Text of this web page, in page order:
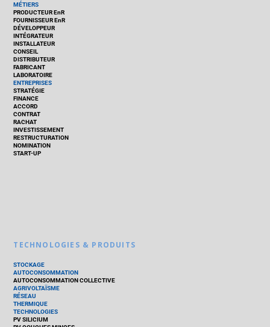
MÉTIERS
PRODUCTEUR EnR
FOURNISSEUR EnR
DÉVELOPPEUR
INTÉGRATEUR
INSTALLATEUR
CONSEIL
DISTRIBUTEUR
FABRICANT
LABORATOIRE
ENTREPRISES
STRATÉGIE
FINANCE
ACCORD
CONTRAT
RACHAT
INVESTISSEMENT
RESTRUCTURATION
NOMINATION
START-UP
TECHNOLOGIES & PRODUITS
STOCKAGE
AUTOCONSOMMATION
AUTOCONSOMMATION COLLECTIVE
AGRIVOLTAÏSME
RÉSEAU
THERMIQUE
TECHNOLOGIES
PV SILICIUM